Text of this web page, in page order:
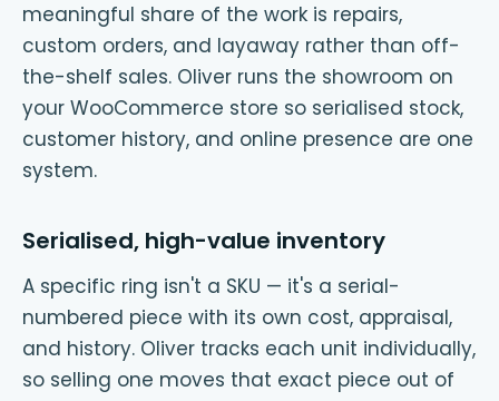
meaningful share of the work is repairs,
custom orders, and layaway rather than off-
the-shelf sales. Oliver runs the showroom on
your WooCommerce store so serialised stock,
customer history, and online presence are one
system.
Serialised, high-value inventory
A specific ring isn't a SKU — it's a serial-
numbered piece with its own cost, appraisal,
and history. Oliver tracks each unit individually,
so selling one moves that exact piece out of